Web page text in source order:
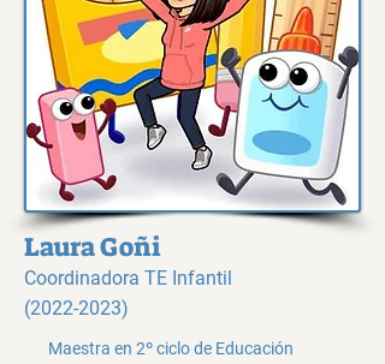
Laura Goñi
Coordinadora TE Infantil
(2022-2023)
Maestra en 2º ciclo de Educación